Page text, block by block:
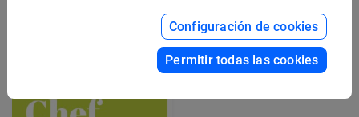
Configuración de cookies
Permitir todas las cookies